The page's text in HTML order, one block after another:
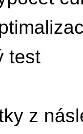
test
z